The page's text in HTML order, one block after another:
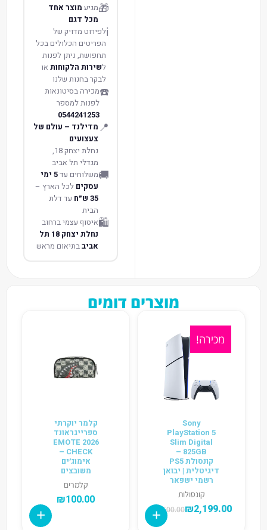
🎁מגיע מוצר אחד
מכל דגם
ℹ️לפירוט מדויק של
הפריטים הכלולים בכל
תחפושת, ניתן לפנות
לשירות הלקוחות או
לבקר בחנות שלנו
☎️מכירה בסיטונאות
לפנות למספר
0544241253
📍 מדילנד – עולם של
צעצועים
נחלת יצחק 18,
מגדלי תל אביב
🚚משלוחים עד 5 ימי
עסקים לכל הארץ –
35 ש״ח
עד דלת
הבית
🛍️איסוף עצמי ברחוב
נחלת יצחק 18 תל
אביבבתיאום מראש
מוצרים דומים
מכירה!
Sony
PlayStation 5
Slim Digital
825GB –
קונסולת PS5
דיגיטלית | יבואן
רשמי ישפאר
קונסולות
₪2,500.00₪2,199.00
קלמר יוקרתי
ספרייגראונד
2026 EMOTE
CHECK –
אימוג׳ים
משובצים
קלמרים
₪100.00